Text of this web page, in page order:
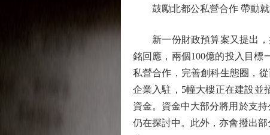
鼓勵北都公私營合作 帶動就
新一份財政預算案又提出，
銘回應，兩個100億的投入目標
私營合作，完善創科生態圈，
企業入駐，5幢大樓正在建設並
資金。資金中大部分將用於支
仍在探討中。此外，亦會撥出